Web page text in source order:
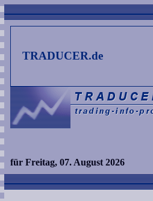
TRADUCER.de
für Freitag, 07. August 2026